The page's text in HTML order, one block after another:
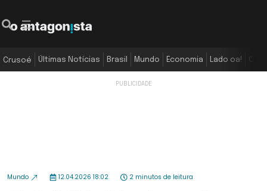
Crusoé Últimas Notícias Brasil Mundo Economia Lado oa!
Mundo 12.04.2026 18:02 2 minutos de leitura